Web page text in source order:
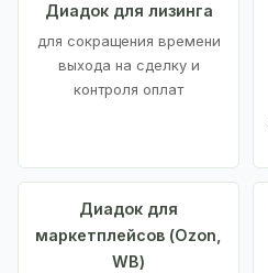
Диадок для лизинга
для сокращения времени
выхода на сделку и
контроля оплат
Диадок для
маркетплейсов (Ozon,
WB)